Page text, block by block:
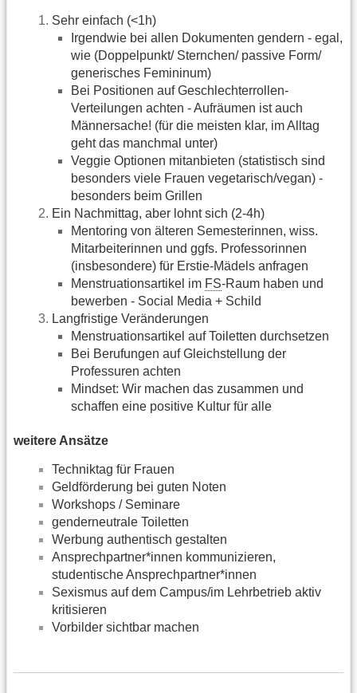
Sehr einfach (<1h)
Irgendwie bei allen Dokumenten gendern - egal,
wie (Doppelpunkt/ Sternchen/ passive Form/
generisches Femininum)
Bei Positionen auf Geschlechterrollen-
Verteilungen achten - Aufräumen ist auch
Männersache! (für die meisten klar, im Alltag
geht das manchmal unter)
Veggie Optionen mitanbieten (statistisch sind
besonders viele Frauen vegetarisch/vegan) -
besonders beim Grillen
Ein Nachmittag, aber lohnt sich (2-4h)
Mentoring von älteren Semesterinnen, wiss.
Mitarbeiterinnen und ggfs. Professorinnen
(insbesondere) für Erstie-Mädels anfragen
Menstruationsartikel im FS-Raum haben und
bewerben - Social Media + Schild
Langfristige Veränderungen
Menstruationsartikel auf Toiletten durchsetzen
Bei Berufungen auf Gleichstellung der
Professuren achten
Mindset: Wir machen das zusammen und
schaffen eine positive Kultur für alle
weitere Ansätze
Techniktag für Frauen
Geldförderung bei guten Noten
Workshops / Seminare
genderneutrale Toiletten
Werbung authentisch gestalten
Ansprechpartner*innen kommunizieren,
studentische Ansprechpartner*innen
Sexismus auf dem Campus/im Lehrbetrieb aktiv
kritisieren
Vorbilder sichtbar machen